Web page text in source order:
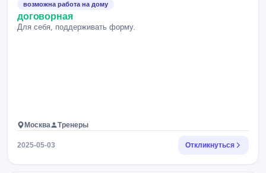
возможна работа на дому
договорная
Для себя, поддерживать форму.
Москва Тренеры
2025-05-03 Откликнуться